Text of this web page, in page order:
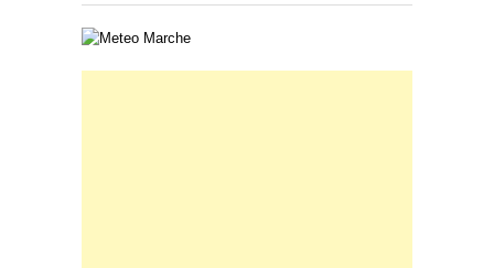
Carta meteorologica delle Marche